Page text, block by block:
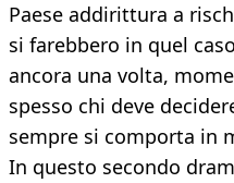
Paese addirittura a
si farebbero in quel
ancora una volta,
spesso chi deve
sempre si comporta in
In questo secondo